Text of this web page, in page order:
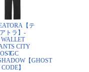
【テ
アトラ】-
WALLET
CITY
- GC
【GHOST
CODE】